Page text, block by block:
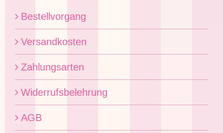
Bestellvorgang
Versandkosten
Zahlungsarten
Widerrufsbelehrung
AGB